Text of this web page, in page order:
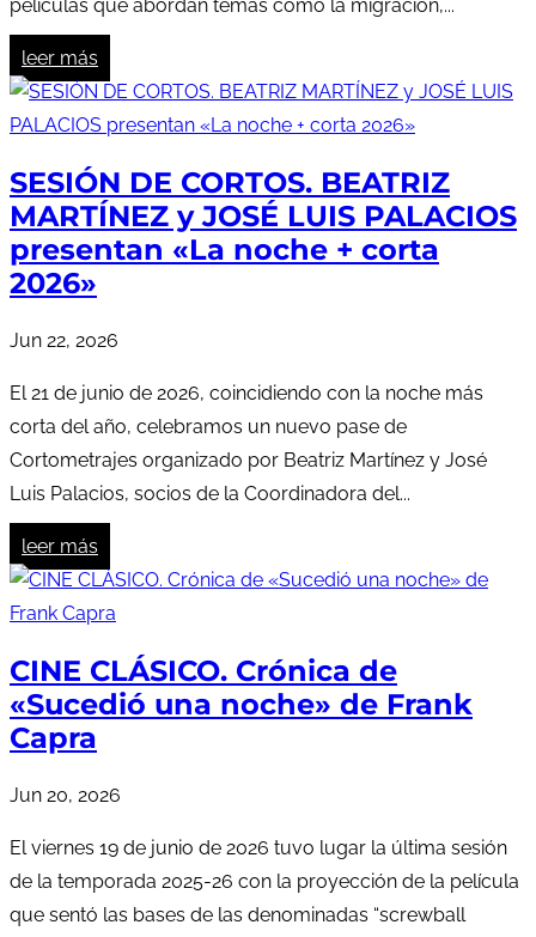
películas que abordan temas como la migración,...
leer más
SESIÓN DE CORTOS. BEATRIZ
MARTÍNEZ y JOSÉ LUIS PALACIOS
presentan «La noche + corta
2026»
Jun 22, 2026
El 21 de junio de 2026, coincidiendo con la noche más
corta del año, celebramos un nuevo pase de
Cortometrajes organizado por Beatriz Martínez y José
Luis Palacios, socios de la Coordinadora del...
leer más
CINE CLÁSICO. Crónica de
«Sucedió una noche» de Frank
Capra
Jun 20, 2026
El viernes 19 de junio de 2026 tuvo lugar la última sesión
de la temporada 2025-26 con la proyección de la película
que sentó las bases de las denominadas “screwball